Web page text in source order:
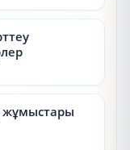
жұмыстары